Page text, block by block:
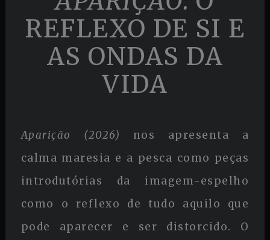
REFLEXO DE SI E
AS ONDAS DA
VIDA
Aparição (2026) nos apresenta a
calma maresia e a pesca como peças
introdutórias da imagem-espelho
como o reflexo de tudo aquilo que
pode aparecer e ser distorcido. O